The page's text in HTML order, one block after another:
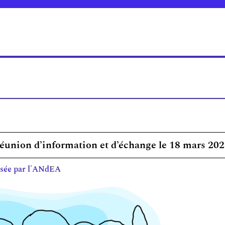
d’information et d’échange le 18 mars
par l'ANdEA